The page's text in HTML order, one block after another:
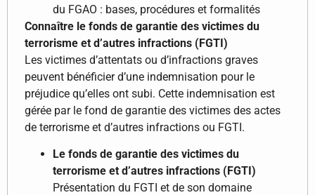
du FGAO : bases, procédures et formalités
Connaître le fonds de garantie des victimes du
terrorisme et d’autres infractions (FGTI)
Les victimes d’attentats ou d’infractions graves
peuvent bénéficier d’une indemnisation pour le
préjudice qu’elles ont subi. Cette indemnisation est
gérée par le fond de garantie des victimes des actes
de terrorisme et d’autres infractions ou FGTI.
Le fonds de garantie des victimes du
terrorisme et d’autres infractions (FGTI)
Présentation du FGTI et de son domaine